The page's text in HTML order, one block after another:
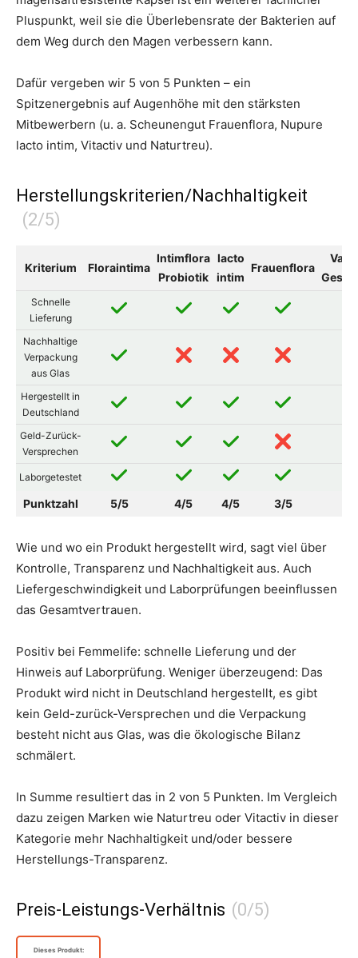
Pluspunkt, weil sie die Überlebensrate der Bakterien auf
dem Weg durch den Magen verbessern kann.
Dafür vergeben wir 5 von 5 Punkten – ein
Spitzenergebnis auf Augenhöhe mit den stärksten
Mitbewerbern (u. a. Scheunengut Frauenflora, Nupure
lacto intim, Vitactiv und Naturtreu).
Herstellungskriterien/Nachhaltigkeit
Kriterium Floraintima
Intimflora
Probiotik
lacto
intim
Frauenflora
Schnelle
Lieferung
Nachhaltige
Verpackung
aus Glas
Hergestellt in
Deutschland
Geld-Zurück-
Versprechen
Laborgetestet
Punktzahl 5/5 4/5 4/5 3/5
Wie und wo ein Produkt hergestellt wird, sagt viel über
Kontrolle, Transparenz und Nachhaltigkeit aus. Auch
Liefergeschwindigkeit und Laborprüfungen beeinflussen
das Gesamtvertrauen.
Positiv bei Femmelife: schnelle Lieferung und der
Hinweis auf Laborprüfung. Weniger überzeugend: Das
Produkt wird nicht in Deutschland hergestellt, es gibt
kein Geld-zurück-Versprechen und die Verpackung
besteht nicht aus Glas, was die ökologische Bilanz
schmälert.
In Summe resultiert das in 2 von 5 Punkten. Im Vergleich
dazu zeigen Marken wie Naturtreu oder Vitactiv in dieser
Kategorie mehr Nachhaltigkeit und/oder bessere
Herstellungs-Transparenz.
Preis-Leistungs-Verhältnis
Dieses Produkt: